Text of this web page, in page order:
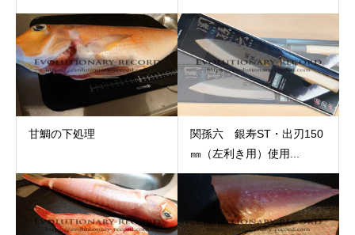
甘鯛の下処理
関孫六 銀寿ST・出刃150
㎜（左利き用）使用...